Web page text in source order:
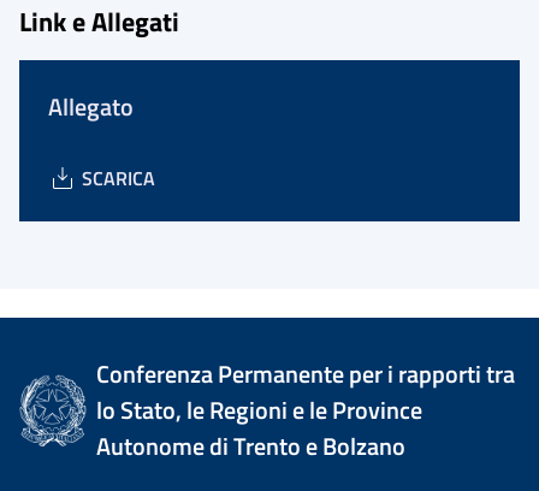
Link e Allegati
Allegato
SCARICA
Conferenza Permanente per i rapporti tra
lo Stato, le Regioni e le Province
Autonome di Trento e Bolzano